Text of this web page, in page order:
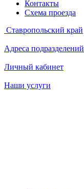
Контакты
Схема проезда
Ставропольский край
Адреса подразделений
Личный кабинет
Наши услуги